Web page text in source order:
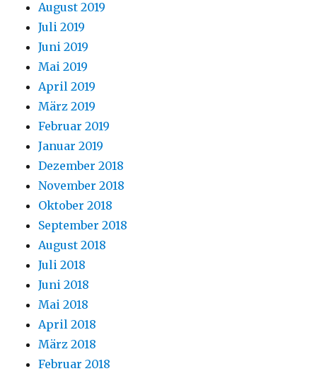
August 2019
Juli 2019
Juni 2019
Mai 2019
April 2019
März 2019
Februar 2019
Januar 2019
Dezember 2018
November 2018
Oktober 2018
September 2018
August 2018
Juli 2018
Juni 2018
Mai 2018
April 2018
März 2018
Februar 2018